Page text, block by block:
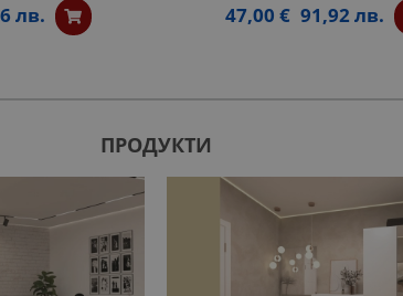
лв. 47,00 € 91,92 лв.
ПРОДУКТИ